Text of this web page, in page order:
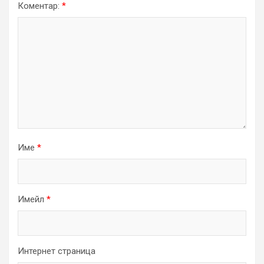
Коментар: *
Име *
Имейл *
Интернет страница